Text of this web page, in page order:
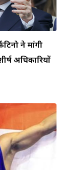
ने मांगी
अधिकारियों